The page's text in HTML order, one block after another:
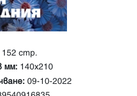
152 стр.
мм: 140х210
09-10-2022